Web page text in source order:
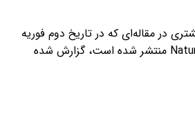
در مقاله‌ای که در تاریخ دوم فوریه
در مجله Nature Astronomy منتشر شده است، گزارش شده